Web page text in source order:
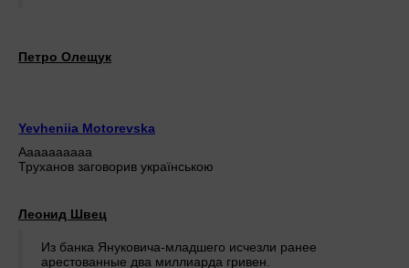
Петро Олещук
Yevheniia Motorevska
Аааааааааа
Труханов заговорив українською
Леонид Швец
Из банка Януковича-младшего исчезли ранее
арестованные два миллиарда гривен.